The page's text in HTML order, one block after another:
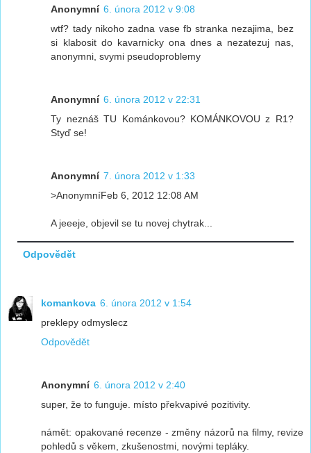
Anonymní 6. února 2012 v 9:08
wtf? tady nikoho zadna vase fb stranka nezajima, bez
si klabosit do kavarnicky ona dnes a nezatezuj nas,
anonymni, svymi pseudoproblemy
Anonymní 6. února 2012 v 22:31
Ty neznáš TU Kománkovou? KOMÁNKOVOU z R1?
Styď se!
Anonymní 7. února 2012 v 1:33
>AnonymníFeb 6, 2012 12:08 AM
A jeeeje, objevil se tu novej chytrak...
Odpovědět
komankova 6. února 2012 v 1:54
preklepy odmyslecz
Odpovědět
Anonymní 6. února 2012 v 2:40
super, že to funguje. místo překvapivé pozitivity.
námět: opakované recenze - změny názorů na filmy, revize
pohledů s věkem, zkušenostmi, novými tepláky.